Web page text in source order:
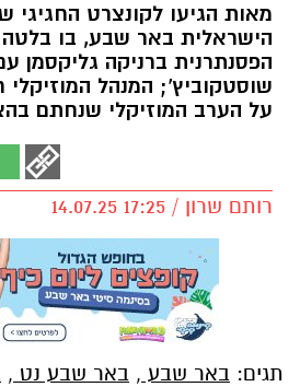
מאות הגיעו לקונצרט החגיגי
הישראלית באר שבע, בו
הפסנתרנית ברניקה גליקסמן
שוסטקוביץ'; המנהל המוזיקלי
על הערב המוזיקלי שנחתם
רותם שרון / 17:25 14.07.25
תגים: באר שבע , באר שבע נט ,